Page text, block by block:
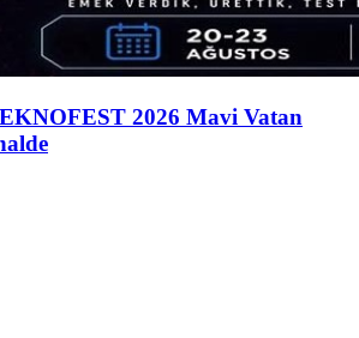
2026 Mavi Vatan